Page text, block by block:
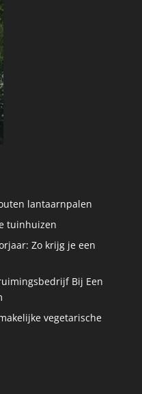
lantaarnpalen
tuinhuizen
Zo krijg je een
Bij Een
vegetarische